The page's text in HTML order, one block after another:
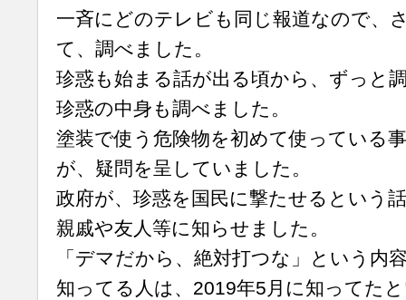
一斉にどのテレビも同じ報道なので、
て、調べました。
珍惑も始まる話が出る頃から、ずっと
珍惑の中身も調べました。
塗装で使う危険物を初めて使っている
が、疑問を呈していました。
政府が、珍惑を国民に撃たせるという
親戚や友人等に知らせました。
「デマだから、絶対打つな」という内
知ってる人は、2019年5月に知ってた